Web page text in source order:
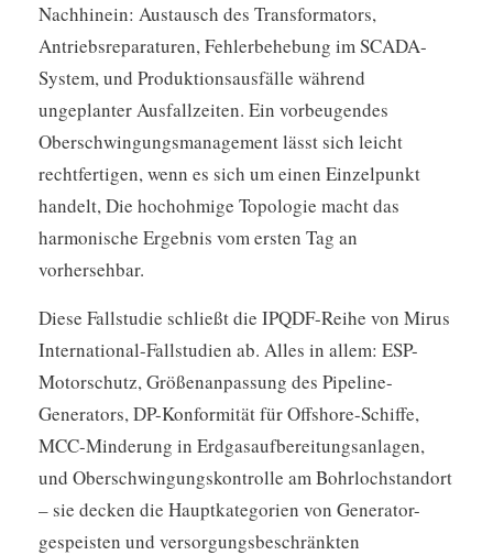
Nachhinein: Austausch des Transformators,
Antriebsreparaturen, Fehlerbehebung im SCADA-
System, und Produktionsausfälle während
ungeplanter Ausfallzeiten. Ein vorbeugendes
Oberschwingungsmanagement lässt sich leicht
rechtfertigen, wenn es sich um einen Einzelpunkt
handelt, Die hochohmige Topologie macht das
harmonische Ergebnis vom ersten Tag an
vorhersehbar.
Diese Fallstudie schließt die IPQDF-Reihe von Mirus
International-Fallstudien ab. Alles in allem: ESP-
Motorschutz, Größenanpassung des Pipeline-
Generators, DP-Konformität für Offshore-Schiffe,
MCC-Minderung in Erdgasaufbereitungsanlagen,
und Oberschwingungskontrolle am Bohrlochstandort
– sie decken die Hauptkategorien von Generator-
gespeisten und versorgungsbeschränkten